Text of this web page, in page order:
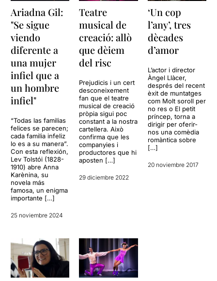
Ariadna Gil:
"Se sigue
viendo
diferente a
una mujer
infiel que a
un hombre
infiel"
“Todas las familias
felices se parecen;
cada familia infeliz
lo es a su manera”.
Con esta reflexión,
Lev Tolstói (1828-
1910) abre Anna
Karènina, su
novela más
famosa, un enigma
importante […]
25 noviembre 2024
Teatre
musical de
creació: allò
que dèiem
del risc
Prejudicis i un cert
desconeixement
fan que el teatre
musical de creació
pròpia sigui poc
constant a la nostra
cartellera. Això
confirma que les
companyies i
productores que hi
aposten […]
29 diciembre 2022
‘Un cop
l’any’, tres
dècades
d’amor
L’actor i director
Àngel Llàcer,
després del recent
èxit de muntatges
com Molt soroll per
no res o El petit
príncep, torna a
dirigir per oferir-
nos una comèdia
romàntica sobre
[…]
20 noviembre 2017